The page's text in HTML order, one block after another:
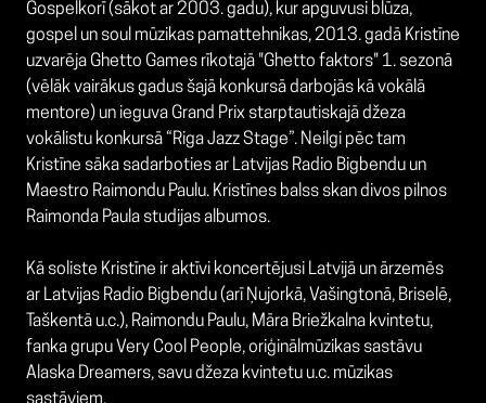
Gospelkorī (sākot ar 2003. gadu), kur apguvusi blūza,
gospel un soul mūzikas pamattehnikas, 2013. gadā Kristīne
uzvarēja Ghetto Games rīkotajā "Ghetto faktors" 1. sezonā
(vēlāk vairākus gadus šajā konkursā darbojās kā vokālā
mentore) un ieguva Grand Prix starptautiskajā džeza
vokālistu konkursā “Riga Jazz Stage”. Neilgi pēc tam
Kristīne sāka sadarboties ar Latvijas Radio Bigbendu un
Maestro Raimondu Paulu. Kristīnes balss skan divos pilnos
Raimonda Paula studijas albumos.
Kā soliste Kristīne ir aktīvi koncertējusi Latvijā un ārzemēs
ar Latvijas Radio Bigbendu (arī Ņujorkā, Vašingtonā, Briselē,
Taškentā u.c.), Raimondu Paulu, Māra Briežkalna kvintetu,
fanka grupu Very Cool People, oriģinālmūzikas sastāvu
Alaska Dreamers, savu džeza kvintetu u.c. mūzikas